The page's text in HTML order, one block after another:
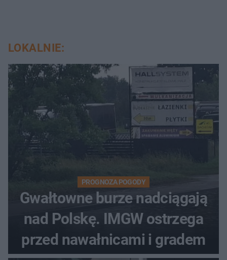
LOKALNIE:
PROGNOZA POGODY
Gwałtowne burze nadciągają
nad Polskę. IMGW ostrzega
przed nawałnicami i gradem